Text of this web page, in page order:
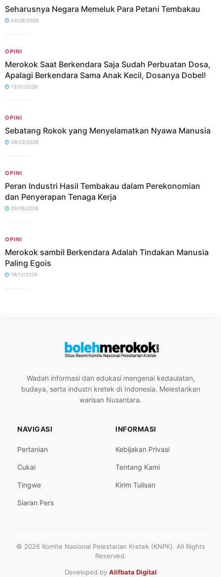
Seharusnya Negara Memeluk Para Petani Tembakau
04/08/2026
OPINI
Merokok Saat Berkendara Saja Sudah Perbuatan Dosa,
Apalagi Berkendara Sama Anak Kecil, Dosanya Dobel!
13/01/2026
OPINI
Sebatang Rokok yang Menyelamatkan Nyawa Manusia
09/03/2026
OPINI
Peran Industri Hasil Tembakau dalam Perekonomian
dan Penyerapan Tenaga Kerja
29/06/2026
OPINI
Merokok sambil Berkendara Adalah Tindakan Manusia
Paling Egois
19/12/2025
Wadah informasi dan edukasi mengenai kedaulatan,
budaya, serta industri kretek di Indonesia. Melestarikan
warisan Nusantara.
NAVIGASI
Pertanian
Cukai
Tingwe
Siaran Pers
INFORMASI
Kebijakan Privasi
Tentang Kami
Kirim Tulisan
© 2026 Komite Nasional Pelestarian Kretek (KNPK). All Rights
Reserved.
Developed by Alifbata Digital